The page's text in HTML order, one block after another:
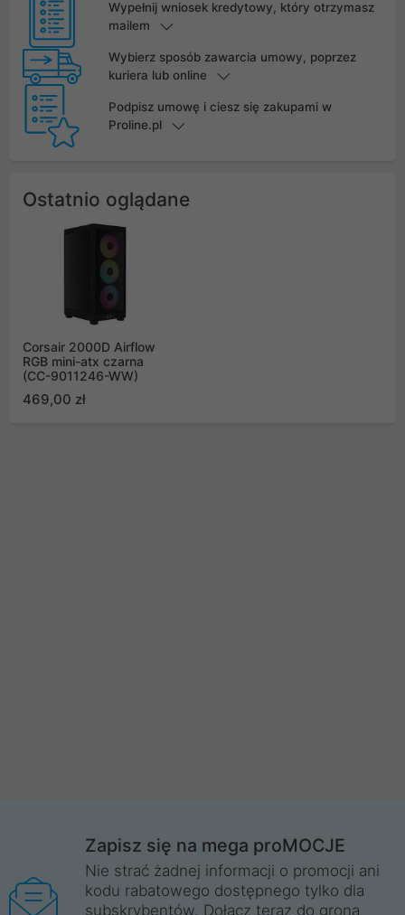
Wypełnij wniosek kredytowy, który otrzymasz
mailem
Wybierz sposób zawarcia umowy, poprzez
kuriera lub online
Podpisz umowę i ciesz się zakupami w
Proline.pl
Ostatnio oglądane
Corsair 2000D Airflow
RGB mini-atx czarna
(CC-9011246-WW)
469,00 zł
Zapisz się na mega proMOCJE
Nie strać żadnej informacji o promocji ani
kodu rabatowego dostępnego tylko dla
subskrybentów. Dołącz teraz do grona